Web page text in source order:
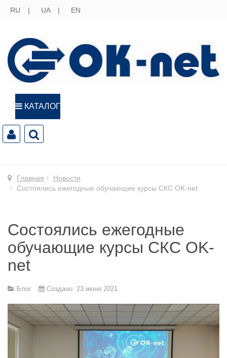
RU UA EN
КАТАЛОГ
Главная
Новости
Состоялись ежегодные обучающие курсы СКС OK-net
Состоялись ежегодные
обучающие курсы СКС OK-
net
Блог Создано: 23 июня 2021